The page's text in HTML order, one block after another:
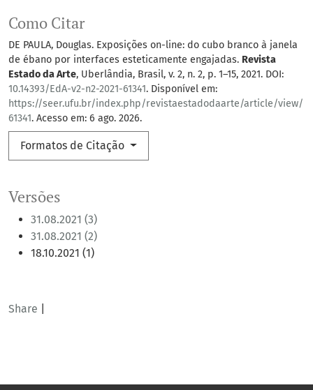
Versões
31.08.2021 (3)
31.08.2021 (2)
18.10.2021 (1)
Como Citar
DE PAULA, Douglas. Exposições on-line: do cubo branco à janela
de ébano por interfaces esteticamente engajadas. Revista
Estado da Arte, Uberlândia, Brasil, v. 2, n. 2, p. 1–15, 2021. DOI:
10.14393/EdA-v2-n2-2021-61341. Disponível em:
https://seer.ufu.br/index.php/revistaestadodaarte/article/view/
61341. Acesso em: 6 ago. 2026.
Formatos de Citação
Share